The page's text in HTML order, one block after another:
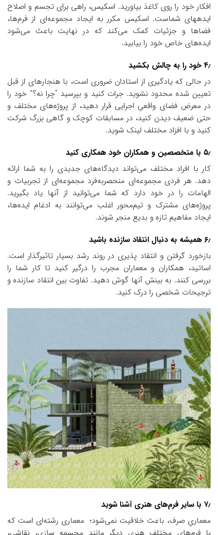
افکار خود را روی کاغذ بیاورید. اسکیس، راهی برای تجسم و اصلاح
ایدههای شماست. اسکیس مکرر به ایجاد مجموعه‌ای از فرم‌ها،
فضاها و جزئیات کمک می‌کند که در نهایت باعث می‌شود
ایده‌های خاص خود را بیابید.
۴٫ خود را به چالش بکشید
در حالی که یادگیری از استادان ضروری است، با هنجارهای از قبل
تعیین شده محدود نشوید. جرات کنید و بپرسید “چرا نه؟” خود را
در معرض فضای واقعیِ اجرایی قرار دهید، از پروژه‌های مختلف و
حتی ضعیف دیدن کنید، در مسابقات کوچک و گاهی بزرگ شرکت
کنید و با افزاد مختلف لینک شوید.
۵٫ با متخصصین و همکاران خود همکاری کنید
کار با افراد مختلف می‌تواند دیدگاه‌های جدیدی را به شما ارائه
دهد. هر فردی مجموعه‌ای منحصر‌به‌فرد مجموعه‌ای از تجربیات و
الهامات را در خود دارد که شما می‌توانید از آنها یاد بگیرید.
پروژه‌های مشترک و تیم‌محور اغلب می‌توانند به ادغام ایده‌ها،
ایجاد مفاهیم تازه و بدیع منجر شوند.
۶٫ همیشه به دنبال انتقاد سازنده باشید
بازخورد گرفتن و انتقاد پذیری در روند رشد بسیار تاثیرگذار است.
اساتید، همکاران و معماران مجرب را درگیر کنید تا کار شما را
بررسی کنند. به بینش آنها گوش دهید. تفاوت بین انتقاد سازنده و
ترجیحات شخصی را درک کنید.
۷٫ با سایر فرم‌های هنری آشنا شوید
معماریِ صرف، باعث خلاقیت نمی‌شود؛ معماری رشته‌ای است که